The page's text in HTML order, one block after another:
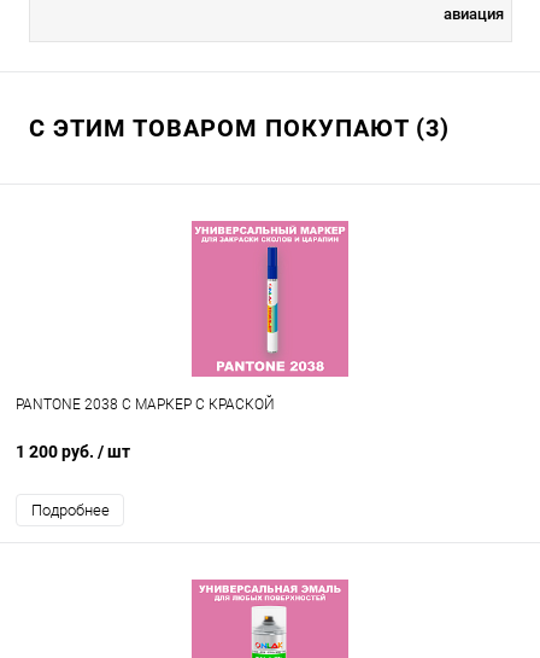
авиация
С ЭТИМ ТОВАРОМ ПОКУПАЮТ (3)
PANTONE 2038 C МАРКЕР С КРАСКОЙ
1 200 руб. / шт
Подробнее